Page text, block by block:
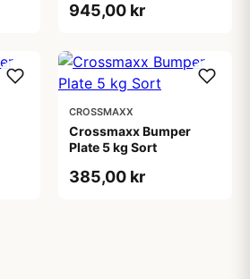
945,00 kr
CROSSMAXX
Crossmaxx Bumper
Plate 5 kg Sort
385,00 kr